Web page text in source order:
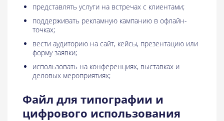
представлять услуги на встречах с клиентами;
поддерживать рекламную кампанию в офлайн-
точках;
вести аудиторию на сайт, кейсы, презентацию или
форму заявки;
использовать на конференциях, выставках и
деловых мероприятиях;
Файл для типографии и
цифрового использования